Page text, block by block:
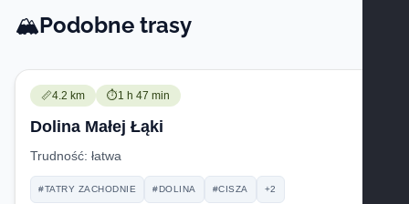
🏔️Podobne trasy
📏Trudność:
4.2 km ⏱️Czas przejścia:
1 h 47 min
Dolina Małej Łąki
Trudność: łatwa
#TATRY ZACHODNIE #DOLINA #CISZA +2